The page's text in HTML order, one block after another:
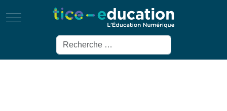
Mobile Menu Toggle
Rechercher